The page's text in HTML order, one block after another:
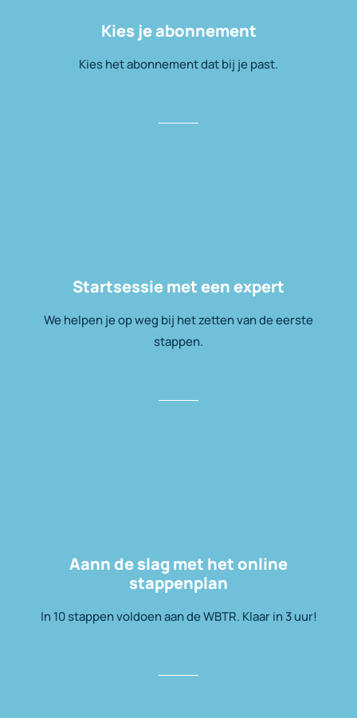
Kies je abonnement
Kies het abonnement dat bij je past.
Startsessie met een expert
We helpen je op weg bij het zetten van de eerste
stappen.
Aann de slag met het online
stappenplan
In 10 stappen voldoen aan de WBTR. Klaar in 3 uur!